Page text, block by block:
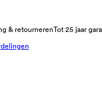
& retournerenTot 25 jaar